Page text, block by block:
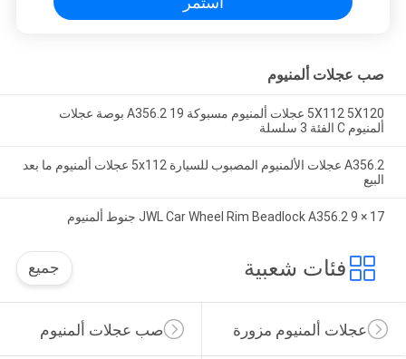
صب عجلات ألمنيوم
5X112 5X120 عجلات ألمنيوم مسبوكة A356.2 19 بوصة عجلات
ألمنيوم C الفئة 3 سلسلة
A356.2 عجلات الألمنيوم المصبوب للسيارة 5x112 عجلات ألمنيوم ما بعد
البيع
17 × 9 JWL Car Wheel Rim Beadlock A356.2 جنوط ألمنيوم
فئات شعبية جميع
صب عجلات ألمنيوم عجلات ألمنيوم مزورة